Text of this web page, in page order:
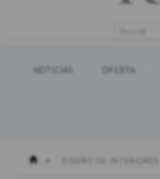
NOTICIAS OFERTA